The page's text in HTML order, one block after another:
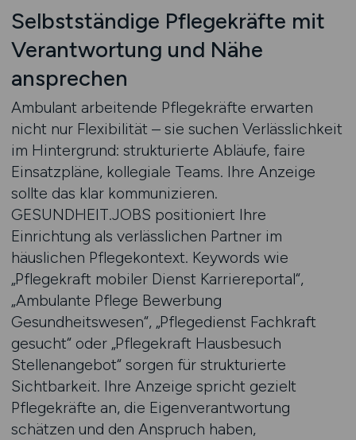
Selbstständige Pflegekräfte mit
Verantwortung und Nähe
ansprechen
Ambulant arbeitende Pflegekräfte erwarten
nicht nur Flexibilität – sie suchen Verlässlichkeit
im Hintergrund: strukturierte Abläufe, faire
Einsatzpläne, kollegiale Teams. Ihre Anzeige
sollte das klar kommunizieren.
GESUNDHEIT.JOBS positioniert Ihre
Einrichtung als verlässlichen Partner im
häuslichen Pflegekontext. Keywords wie
„Pflegekraft mobiler Dienst Karriereportal“,
„Ambulante Pflege Bewerbung
Gesundheitswesen“, „Pflegedienst Fachkraft
gesucht“ oder „Pflegekraft Hausbesuch
Stellenangebot“ sorgen für strukturierte
Sichtbarkeit. Ihre Anzeige spricht gezielt
Pflegekräfte an, die Eigenverantwortung
schätzen und den Anspruch haben,